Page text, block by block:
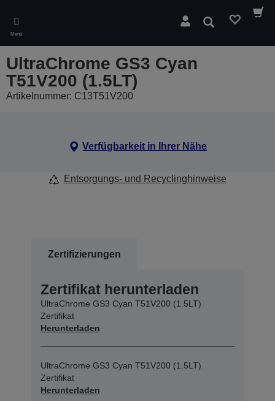
main
content
Menü
Suchen
UltraChrome GS3 Cyan
T51V200 (1.5LT)
Artikelnummer: C13T51V200
Verfügbarkeit in Ihrer Nähe
Entsorgungs- und Recyclinghinweise
Zertifizierungen
Zertifikat herunterladen
UltraChrome GS3 Cyan T51V200 (1.5LT)
Zertifikat
Herunterladen
UltraChrome GS3 Cyan T51V200 (1.5LT)
Zertifikat
Herunterladen